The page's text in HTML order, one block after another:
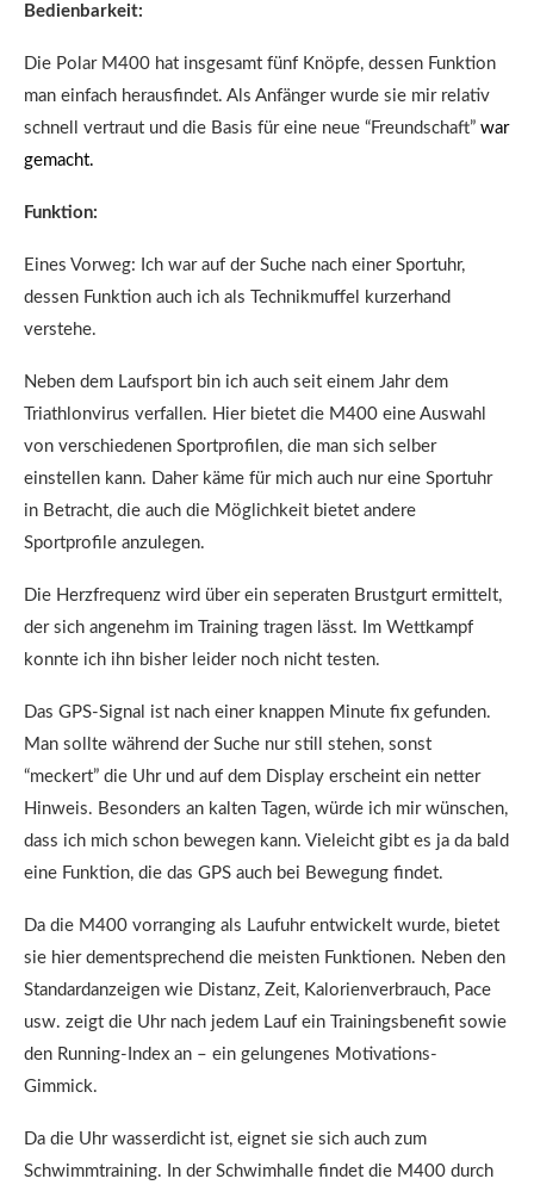
Bedienbarkeit:
Die Polar M400 hat insgesamt fünf Knöpfe, dessen Funktion
man einfach herausfindet. Als Anfänger wurde sie mir relativ
schnell vertraut und die Basis für eine neue “Freundschaft” war
gemacht.
Funktion:
Eines Vorweg: Ich war auf der Suche nach einer Sportuhr,
dessen Funktion auch ich als Technikmuffel kurzerhand
verstehe.
Neben dem Laufsport bin ich auch seit einem Jahr dem
Triathlonvirus verfallen. Hier bietet die M400 eine Auswahl
von verschiedenen Sportprofilen, die man sich selber
einstellen kann. Daher käme für mich auch nur eine Sportuhr
in Betracht, die auch die Möglichkeit bietet andere
Sportprofile anzulegen.
Die Herzfrequenz wird über ein seperaten Brustgurt ermittelt,
der sich angenehm im Training tragen lässt. Im Wettkampf
konnte ich ihn bisher leider noch nicht testen.
Das GPS-Signal ist nach einer knappen Minute fix gefunden.
Man sollte während der Suche nur still stehen, sonst
“meckert” die Uhr und auf dem Display erscheint ein netter
Hinweis. Besonders an kalten Tagen, würde ich mir wünschen,
dass ich mich schon bewegen kann. Vieleicht gibt es ja da bald
eine Funktion, die das GPS auch bei Bewegung findet.
Da die M400 vorranging als Laufuhr entwickelt wurde, bietet
sie hier dementsprechend die meisten Funktionen. Neben den
Standardanzeigen wie Distanz, Zeit, Kalorienverbrauch, Pace
usw. zeigt die Uhr nach jedem Lauf ein Trainingsbenefit sowie
den Running-Index an – ein gelungenes Motivations-
Gimmick.
Da die Uhr wasserdicht ist, eignet sie sich auch zum
Schwimmtraining. In der Schwimhalle findet die M400 durch